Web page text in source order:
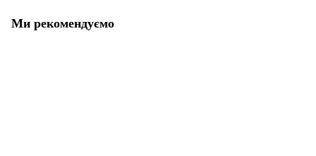
Ми рекомендуємо